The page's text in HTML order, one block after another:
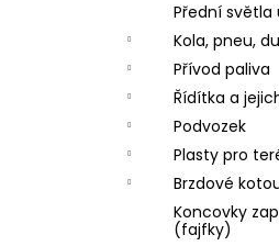
Přední světla
Kola, pneu,
Přívod paliva
Řídítka a
Podvozek
Plasty pro
Brzdové
Koncovky
(fajfky)